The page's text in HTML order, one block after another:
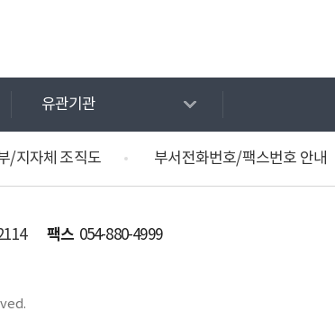
유관기관
/지자체 조직도 부서전화번호/팩스번호 안내
팩스 054-880-4999